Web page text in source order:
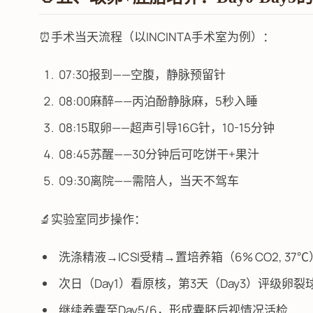
⏰手术当天流程（以INCINTA手术室为例）：
07:30报到——空腹，静脉预留针
08:00麻醉——丙泊酚静脉麻，5秒入睡
08:15取卵——超声引导16G针，10-15分钟
08:45苏醒——30分钟后可吃饼干+果汁
09:30离院——需陪人，当天不驾车
🔬实验室同步操作：
洗涤精液→ICSI受精→置培养箱（6% CO2, 37℃
次日（Day1）看原核，第3天（Day3）评级卵裂